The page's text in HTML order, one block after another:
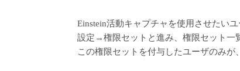
Einstein活動キャプチャを使用させたい
設定→権限セットと進み、権限セット一
この権限セットを付与したユーザのみが